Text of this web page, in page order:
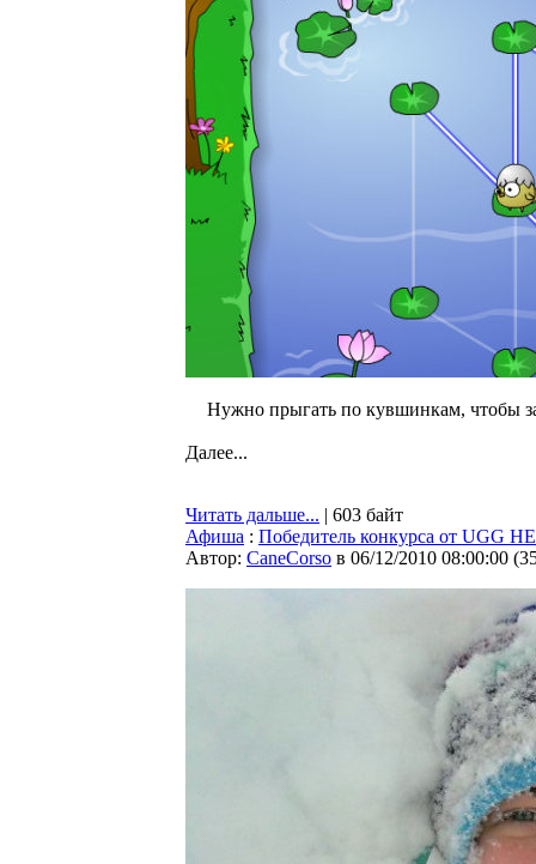
Нужно прыгать по кувшинкам, чтобы
Далее...
Читать дальше... | 603 байт
Афиша : Победитель конкурса от UGG
Автор: CaneCorso в 06/12/2010 08:00:00 (